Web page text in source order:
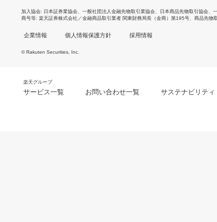
加入協会 日本証券業協会 一般社団法人金融先物取引業協会 日本商品先物取引協会
商号等 楽天証券株式会社／金融商品取引業者 関東財務局長（金商）第195号、商品先物
企業情報 個人情報保護方針 採用情報
© Rakuten Securities, Inc.
楽天グループ
サービス一覧 お問い合わせ一覧 サステナビリティ